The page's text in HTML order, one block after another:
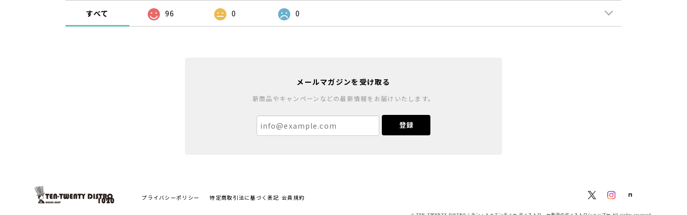
すべて 96 0 0
メールマガジンを受け取る
新商品やキャンペーンなどの最新情報をお届けいたします。
登録
プライバシーポリシー 特定商取引法に基づく表記 会員規約